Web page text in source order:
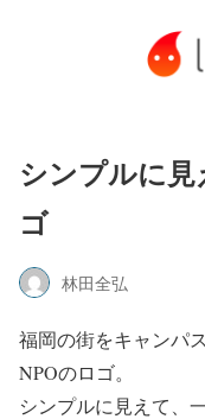
シンプルに
ゴ
林田全弘
福岡の街をキャンパ
NPOのロゴ。
シンプルに見えて、